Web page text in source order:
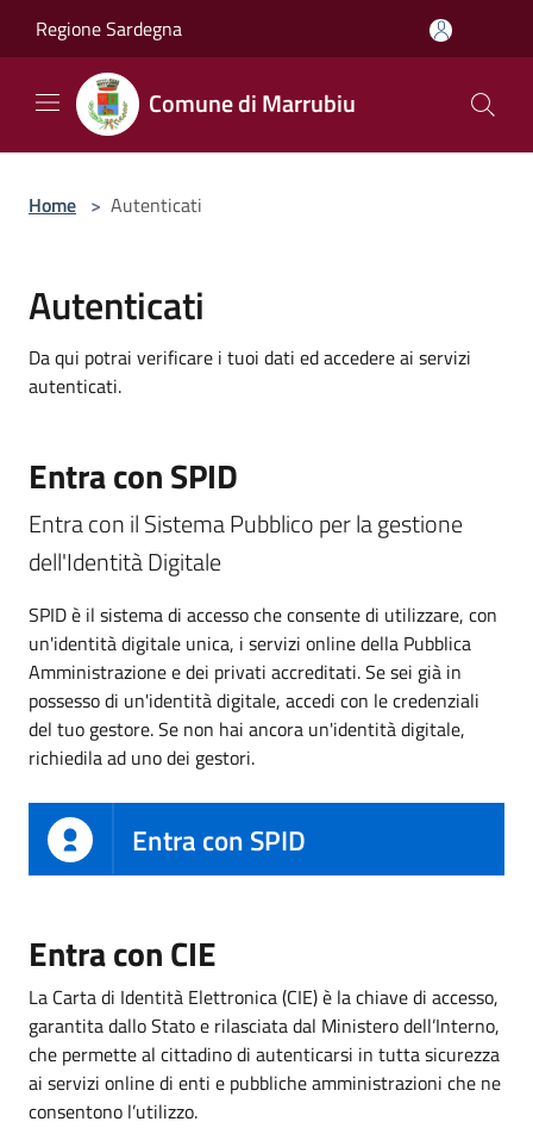
Regione Sardegna
Comune di Marrubiu
Home > Autenticati
Autenticati
Da qui potrai verificare i tuoi dati ed accedere ai servizi
autenticati.
Entra con SPID
Entra con il Sistema Pubblico per la gestione
dell'Identità Digitale
SPID è il sistema di accesso che consente di utilizzare, con
un'identità digitale unica, i servizi online della Pubblica
Amministrazione e dei privati accreditati. Se sei già in
possesso di un'identità digitale, accedi con le credenziali
del tuo gestore. Se non hai ancora un'identità digitale,
richiedila ad uno dei gestori.
Entra con SPID
Entra con CIE
La Carta di Identità Elettronica (CIE) è la chiave di accesso,
garantita dallo Stato e rilasciata dal Ministero dell’Interno,
che permette al cittadino di autenticarsi in tutta sicurezza
ai servizi online di enti e pubbliche amministrazioni che ne
consentono l’utilizzo.